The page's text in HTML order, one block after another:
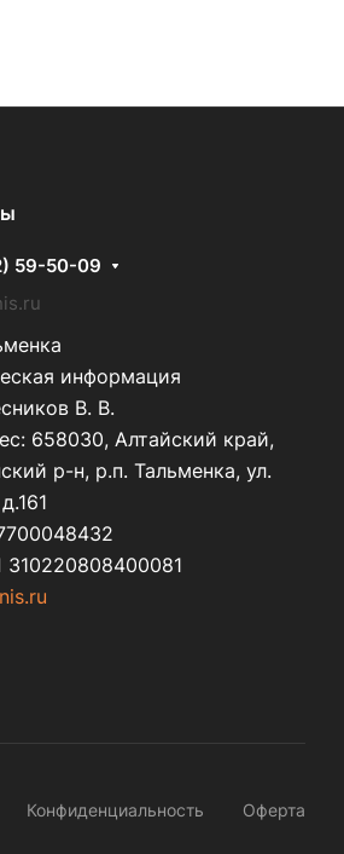
59-50-09
информация
В. В.
658030, Алтайский край,
р-н, р.п. Тальменка, ул.
Конфиденциальность Оферта